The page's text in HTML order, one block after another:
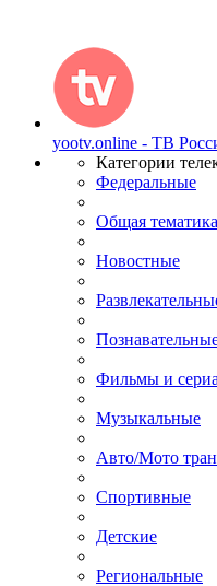
yootv.online - ТВ
Категории
Федеральные
Общая тематика
Новостные
Фильмы и
Музыкальные
Авто/Мото
Спортивные
Детские
Региональные